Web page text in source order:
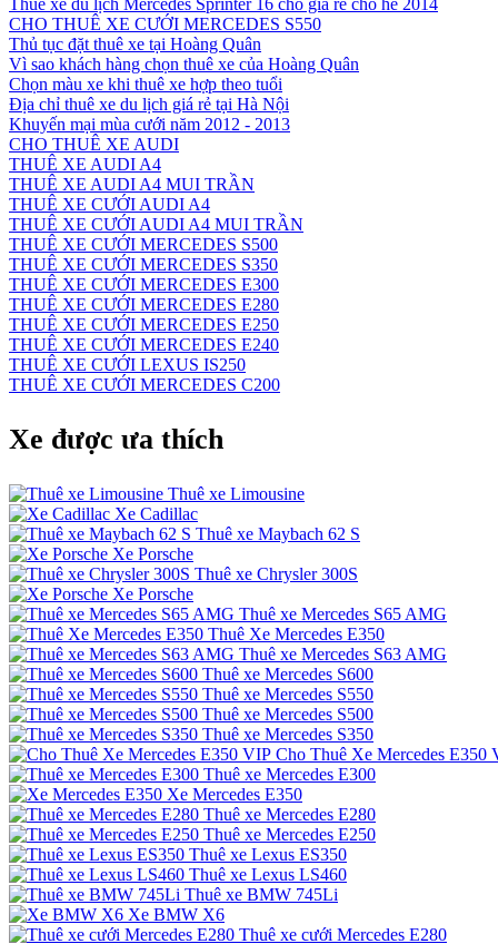
Thuê xe du lịch Mercedes Sprinter 16 chỗ giá rẻ cho hè 2014
CHO THUÊ XE CƯỚI MERCEDES S550
Thủ tục đặt thuê xe tại Hoàng Quân
Vì sao khách hàng chọn thuê xe của Hoàng Quân
Chọn màu xe khi thuê xe hợp theo tuổi
Địa chỉ thuê xe du lịch giá rẻ tại Hà Nội
Khuyến mại mùa cưới năm 2012 - 2013
CHO THUÊ XE AUDI
THUÊ XE AUDI A4
THUÊ XE AUDI A4 MUI TRẦN
THUÊ XE CƯỚI AUDI A4
THUÊ XE CƯỚI AUDI A4 MUI TRẦN
THUÊ XE CƯỚI MERCEDES S500
THUÊ XE CƯỚI MERCEDES S350
THUÊ XE CƯỚI MERCEDES E300
THUÊ XE CƯỚI MERCEDES E280
THUÊ XE CƯỚI MERCEDES E250
THUÊ XE CƯỚI MERCEDES E240
THUÊ XE CƯỚI LEXUS IS250
THUÊ XE CƯỚI MERCEDES C200
Xe được ưa thích
Thuê xe Limousine
Xe Cadillac
Thuê xe Maybach 62 S
Xe Porsche
Thuê xe Chrysler 300S
Xe Porsche
Thuê xe Mercedes S65 AMG
Thuê Xe Mercedes E350
Thuê xe Mercedes S63 AMG
Thuê xe Mercedes S600
Thuê xe Mercedes S550
Thuê xe Mercedes S500
Thuê xe Mercedes S350
Cho Thuê Xe Mercedes E350
Thuê xe Mercedes E300
Xe Mercedes E350
Thuê xe Mercedes E280
Thuê xe Mercedes E250
Thuê xe Lexus ES350
Thuê xe Lexus LS460
Thuê xe BMW 745Li
Xe BMW X6
Thuê xe cưới Mercedes E280